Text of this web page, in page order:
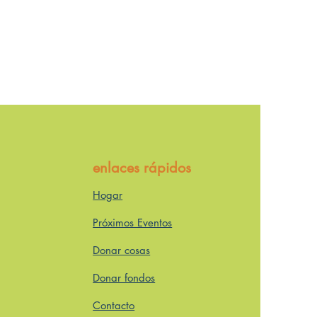
enlaces rápidos
Hogar
Próximos Eventos
Donar cosas
Donar fondos
Contacto